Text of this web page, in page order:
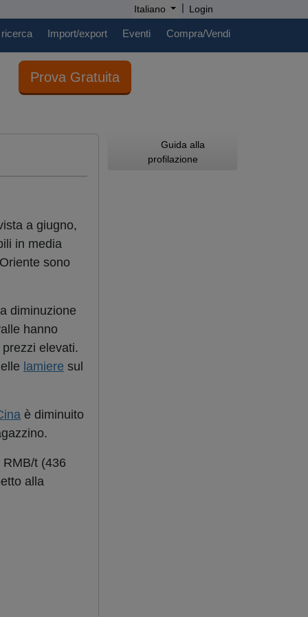
Italiano | Login
Import/export Eventi Compra/Vendi
Prova Gratuita
a giugno,
in media
sono
diminuzione
hanno
elevati.
lamiere sul
è diminuito
t (436
alla
Guida alla
profilazione